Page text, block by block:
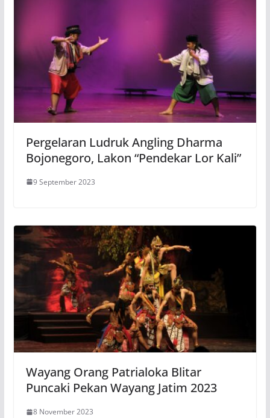
Pergelaran Ludruk Angling Dharma
Bojonegoro, Lakon “Pendekar Lor Kali”
9 September 2023
Wayang Orang Patrialoka Blitar
Puncaki Pekan Wayang Jatim 2023
8 November 2023